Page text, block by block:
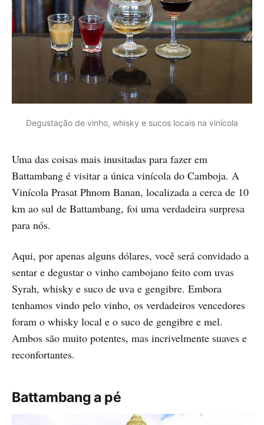
Degustação de vinho, whisky e sucos locais na vinícola
Uma das coisas mais inusitadas para fazer em
Battambang é visitar a única vinícola do Camboja. A
Vinícola Prasat Phnom Banan, localizada a cerca de 10
km ao sul de Battambang, foi uma verdadeira surpresa
para nós.
Aqui, por apenas alguns dólares, você será convidado a
sentar e degustar o vinho cambojano feito com uvas
Syrah, whisky e suco de uva e gengibre. Embora
tenhamos vindo pelo vinho, os verdadeiros vencedores
foram o whisky local e o suco de gengibre e mel.
Ambos são muito potentes, mas incrivelmente suaves e
reconfortantes.
Battambang a pé